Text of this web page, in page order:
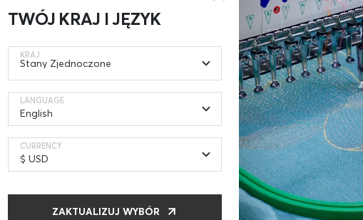
TWÓJ KRAJ I JĘZYK
KRAJ
LANGUAGE
CURRENCY
ZAKTUALIZUJ WYBÓR